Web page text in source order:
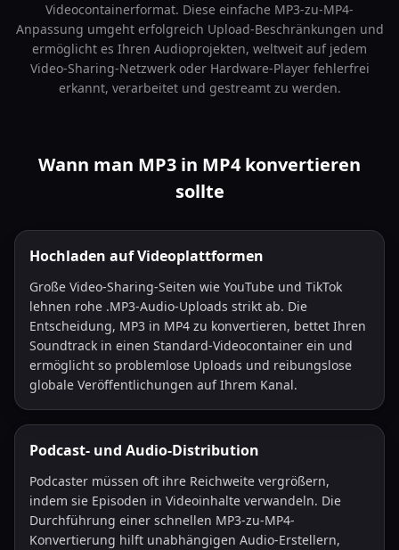
Videocontainerformat. Diese einfache MP3-zu-MP4-
Anpassung umgeht erfolgreich Upload-Beschränkungen und
ermöglicht es Ihren Audioprojekten, weltweit auf jedem
Video-Sharing-Netzwerk oder Hardware-Player fehlerfrei
erkannt, verarbeitet und gestreamt zu werden.
Wann man MP3 in MP4 konvertieren
sollte
Hochladen auf Videoplattformen
Große Video-Sharing-Seiten wie YouTube und TikTok
lehnen rohe .MP3-Audio-Uploads strikt ab. Die
Entscheidung, MP3 in MP4 zu konvertieren, bettet Ihren
Soundtrack in einen Standard-Videocontainer ein und
ermöglicht so problemlose Uploads und reibungslose
globale Veröffentlichungen auf Ihrem Kanal.
Podcast- und Audio-Distribution
Podcaster müssen oft ihre Reichweite vergrößern,
indem sie Episoden in Videoinhalte verwandeln. Die
Durchführung einer schnellen MP3-zu-MP4-
Konvertierung hilft unabhängigen Audio-Erstellern,